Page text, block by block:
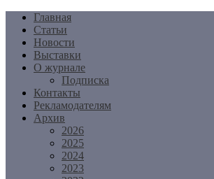
Перейти
содержимому
Главная
Статьи
Новости
Выставки
О журнале
Подписка
Контакты
Рекламодателям
Архив
2026
2025
2024
2023